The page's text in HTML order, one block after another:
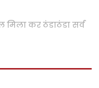
कर ठंडाठंडा सर्व